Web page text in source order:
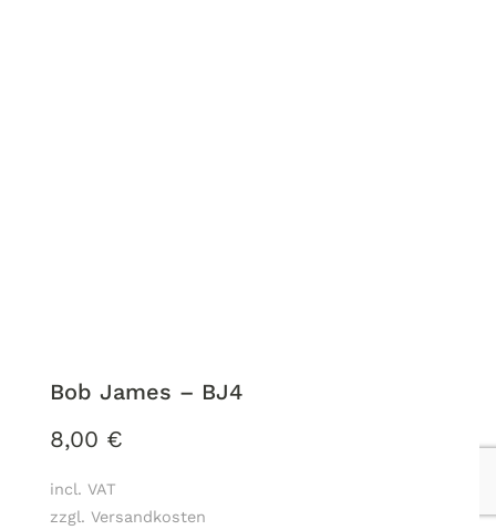
Bob James – BJ4
8,00 €
incl. VAT
zzgl. Versandkosten